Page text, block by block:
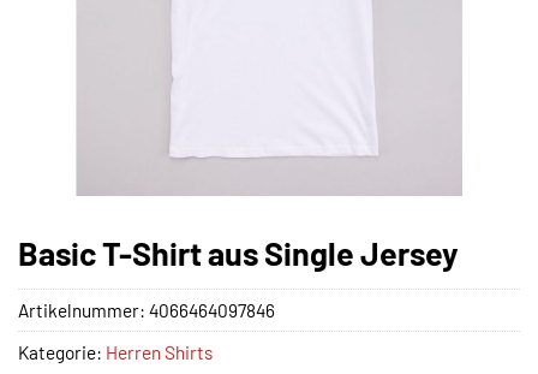
Basic T-Shirt aus Single Jersey
Artikelnummer: 4066464097846
Kategorie: Herren Shirts